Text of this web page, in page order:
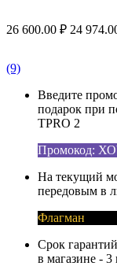
26 600.00 ₽ 24
(9)
Введите
подарок при
TPRO 2
Промокод:
На текущий
передовым в
Флагман
Срок
в магазине - 3